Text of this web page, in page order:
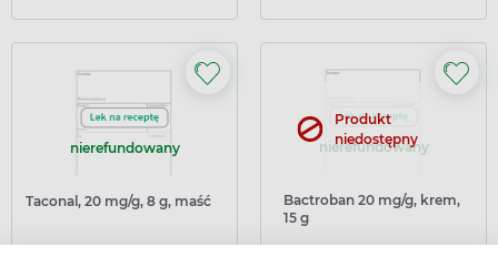
nierefundowany
Taconal, 20 mg/g, 8 g, maść
nierefundowany
Produkt
niedostępny
Bactroban 20 mg/g, krem,
15 g